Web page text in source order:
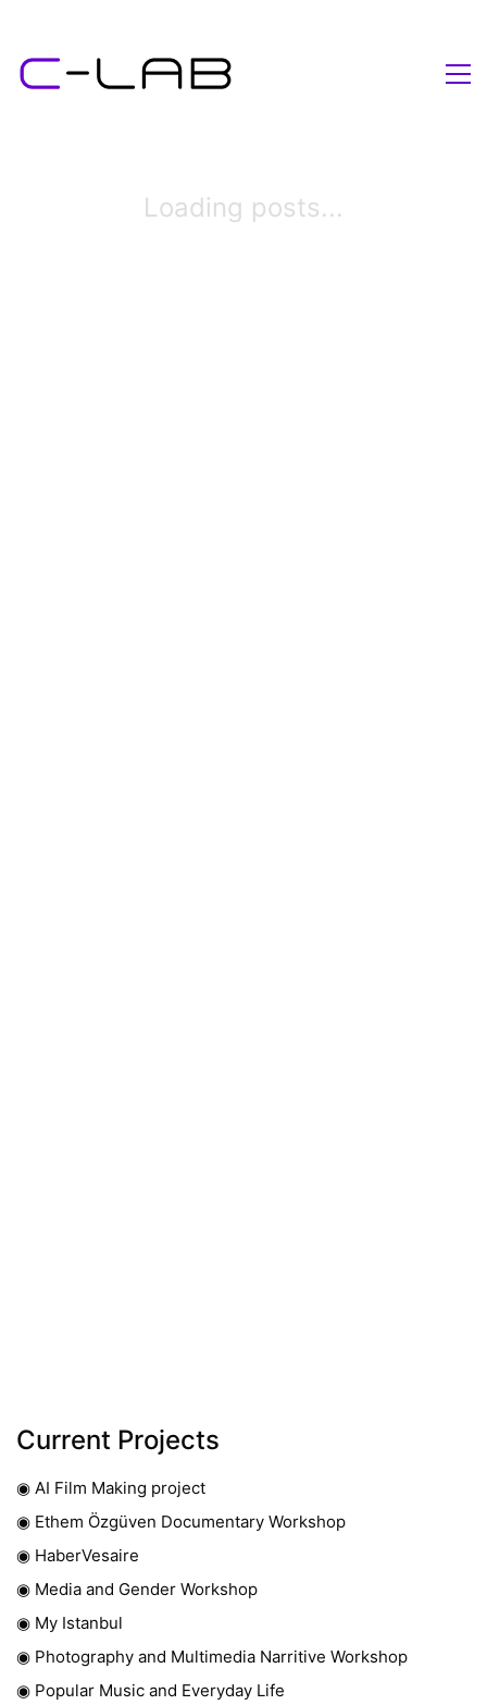
Loading posts...
Current Projects
◉ AI Film Making project
◉ Ethem Özgüven Documentary Workshop
◉ HaberVesaire
◉ Media and Gender Workshop
◉ My Istanbul
◉ Photography and Multimedia Narritive Workshop
◉ Popular Music and Everyday Life